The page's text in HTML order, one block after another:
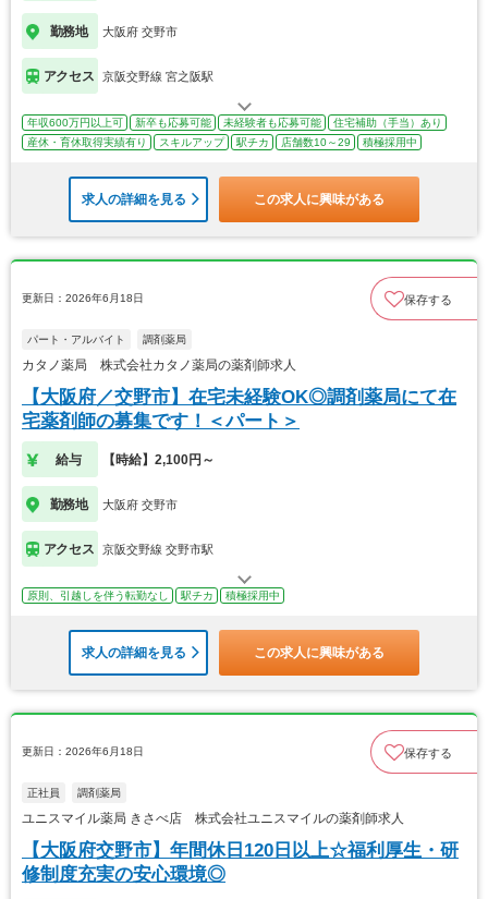
勤務地 大阪府 交野市
アクセス 京阪交野線 宮之阪駅
年収600万円以上可 新卒も応募可能 未経験者も応募可能
住宅補助（手当）あり
産休・育休取得実績有り
スキルアップ 駅チカ 店舗数10～29 積極採用中
求人の詳細を見る この求人に興味がある
更新日：2026年6月18日 保存する
パート・アルバイト 調剤薬局
カタノ薬局 株式会社カタノ薬局の薬剤師求人
【大阪府／交野市】在宅未経験OK◎調剤薬局にて在
宅薬剤師の募集です！＜パート＞
給与 【時給】2,100円～
勤務地 大阪府 交野市
アクセス 京阪交野線 交野市駅
原則、引越しを伴う転勤なし 駅チカ 積極採用中
求人の詳細を見る この求人に興味がある
更新日：2026年6月18日 保存する
正社員 調剤薬局
ユニスマイル薬局 きさべ店 株式会社ユニスマイルの薬剤師求人
【大阪府交野市】年間休日120日以上☆福利厚生・研
修制度充実の安心環境◎